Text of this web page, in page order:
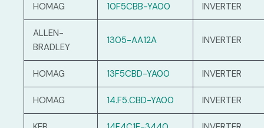
HOMAG 10F5CBB-YA00 INVERTER
ALLEN-
BRADLEY
1305-AA12A INVERTER
HOMAG 13F5CBD-YA00 INVERTER
HOMAG 14.F5.CBD-YA00 INVERTER